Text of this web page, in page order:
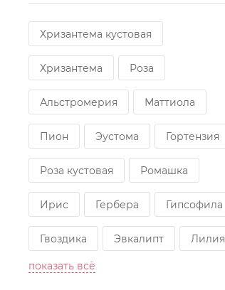
Хризантема кустовая
Хризантема Роза
Альстромерия Маттиола
Пион Эустома Гортензия
Роза кустовая Ромашка
Ирис Гербера Гипсофила
Гвоздика Эвкалипт Лилия
Тюльпан пионовидный
показать всё